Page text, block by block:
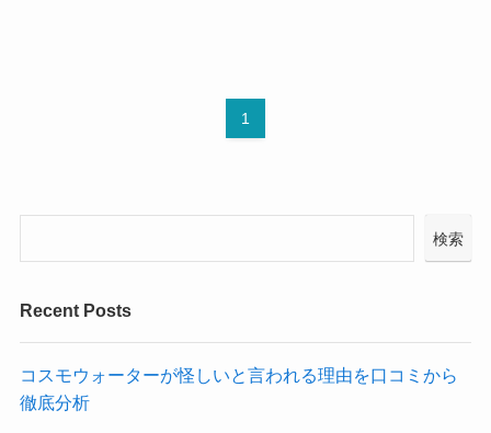
1
検索
Recent Posts
コスモウォーターが怪しいと言われる理由を口コミから
徹底分析